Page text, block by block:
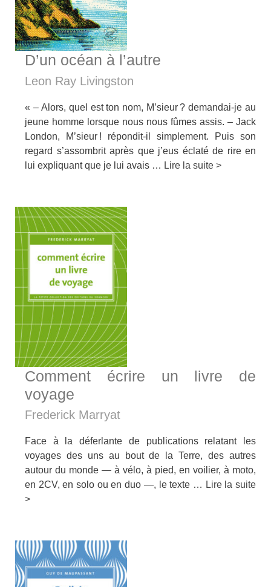
D’un océan à l’autre
Leon Ray Livingston
« – Alors, quel est ton nom, M’sieur ? demandai-je au
jeune homme lorsque nous nous fûmes assis. – Jack
London, M’sieur ! répondit-il simplement. Puis son
regard s’assombrit après que j’eus éclaté de rire en
lui expliquant que je lui avais … Lire la suite >
Comment écrire un livre de
voyage
Frederick Marryat
Face à la déferlante de publications relatant les
voyages des uns au bout de la Terre, des autres
autour du monde — à vélo, à pied, en voilier, à moto,
en 2CV, en solo ou en duo —, le texte … Lire la suite
>